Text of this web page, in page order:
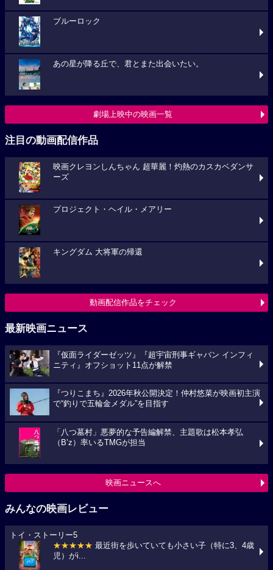
ブルーロック
あの星が降る丘で、君とまた出会いたい。
劇場上映中の映画一覧
注目の動画配信作品
映画クレヨンしんちゃん 超華麗！灼熱のカスカベダンサ
ーズ
プロジェクト・ヘイル・メアリー
キングダム 大将軍の帰還
動画配信作品をチェック
最新映画ニュース
『仮面ライダーゼッツ』『超宇宙刑事ギャバン インフィ
ニティ』オフショット11点が解禁
『つりこまち』2026年秋公開決定！仲村悠菜が映画初主演
で“釣りで五輪金メダル”を目指す
「八つ墓村」悪夢的な予告編解禁、主題歌は松本孝弘
（B’z）率いるTMGが担当
映画ニュースへ
みんなの映画レビュー
トイ・ストーリー5
★★★★★ 最近街を歩いていても小さい子（特に3、4歳
児）がi...